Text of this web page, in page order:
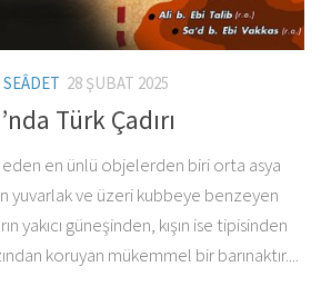
28 ŞUBAT 2025
Türk Çadırı
en ünlü objelerden biri orta asya
yuvarlak ve üzeri kubbeye benzeyen
yakıcı güneşinden, kışın ise tipisinden
koruyan mükemmel bir barınaktır....